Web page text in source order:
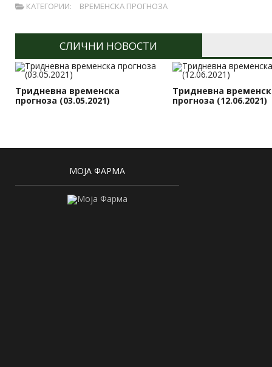
КАТЕГОРИИ: ВРЕМЕНСКА ПРОГНОЗА
СЛИЧНИ НОВОСТИ
Тридневна временска
прогноза (03.05.2021)
Тридневна
прогноза (12.06.2021)
МОЈА ФАРМА